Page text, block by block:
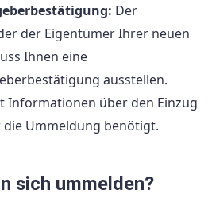
Der
der Eigentümer Ihrer neuen
Ihnen eine
ausstellen.
Informationen über den Einzug
Ummeldung benötigt.
sich ummelden?